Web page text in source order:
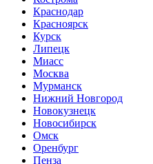
Краснодар
Красноярск
Курск
Липецк
Миасс
Москва
Мурманск
Нижний Новгород
Новокузнецк
Новосибирск
Омск
Оренбург
Пенза